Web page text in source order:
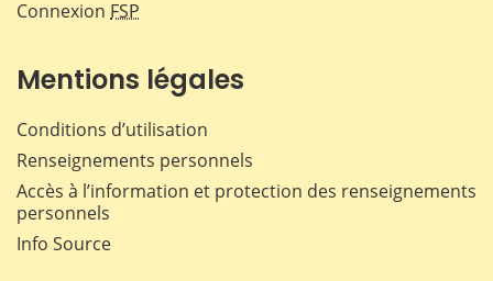
Connexion FSP
Mentions légales
Conditions d’utilisation
Renseignements personnels
Accès à l’information et protection des renseignements
personnels
Info Source